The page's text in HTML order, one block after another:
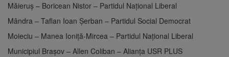
Măieruş – Boricean Nistor – Partidul Național Liberal
Mândra – Taflan Ioan Şerban – Partidul Social Democrat
Moieciu – Manea Ioniţă-Mircea – Partidul Național Liberal
Municipiul Brașov – Allen Coliban – Alianța USR PLUS